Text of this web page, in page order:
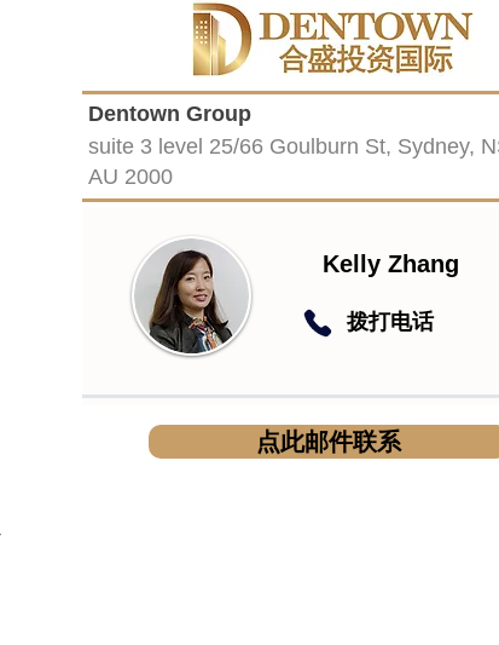
Dentown Group
suite 3 level 25/66 Goulburn St, Sydney,
AU 2000
Kelly Zhang
​拨打电话
点此邮件联系